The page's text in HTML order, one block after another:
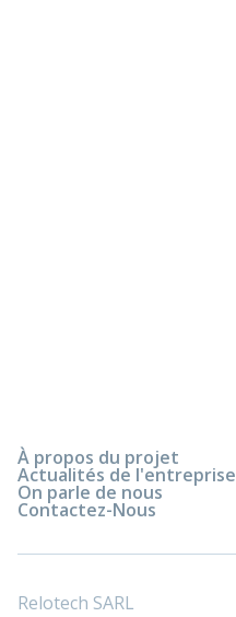
À propos du projet
Actualités de l'entreprise
On parle de nous
Contactez-Nous
Relotech SARL